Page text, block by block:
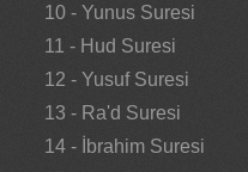
10 - Yunus Suresi
11 - Hud Suresi
12 - Yusuf Suresi
13 - Ra'd Suresi
14 - İbrahim Suresi